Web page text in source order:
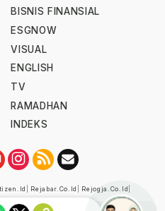
BISNIS FINANSIAL
ESGNOW
VISUAL
ENGLISH
TV
RAMADHAN
INDEKS
Rejabar.co.id Rejogja.co.id